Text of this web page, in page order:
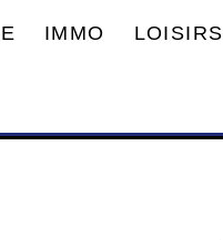
IMMO LOISIRS